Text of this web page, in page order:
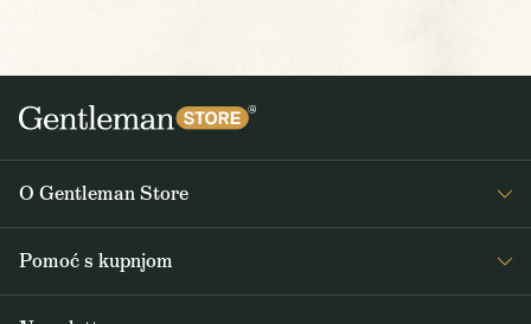
O Gentleman Store
Pomoć s kupnjom